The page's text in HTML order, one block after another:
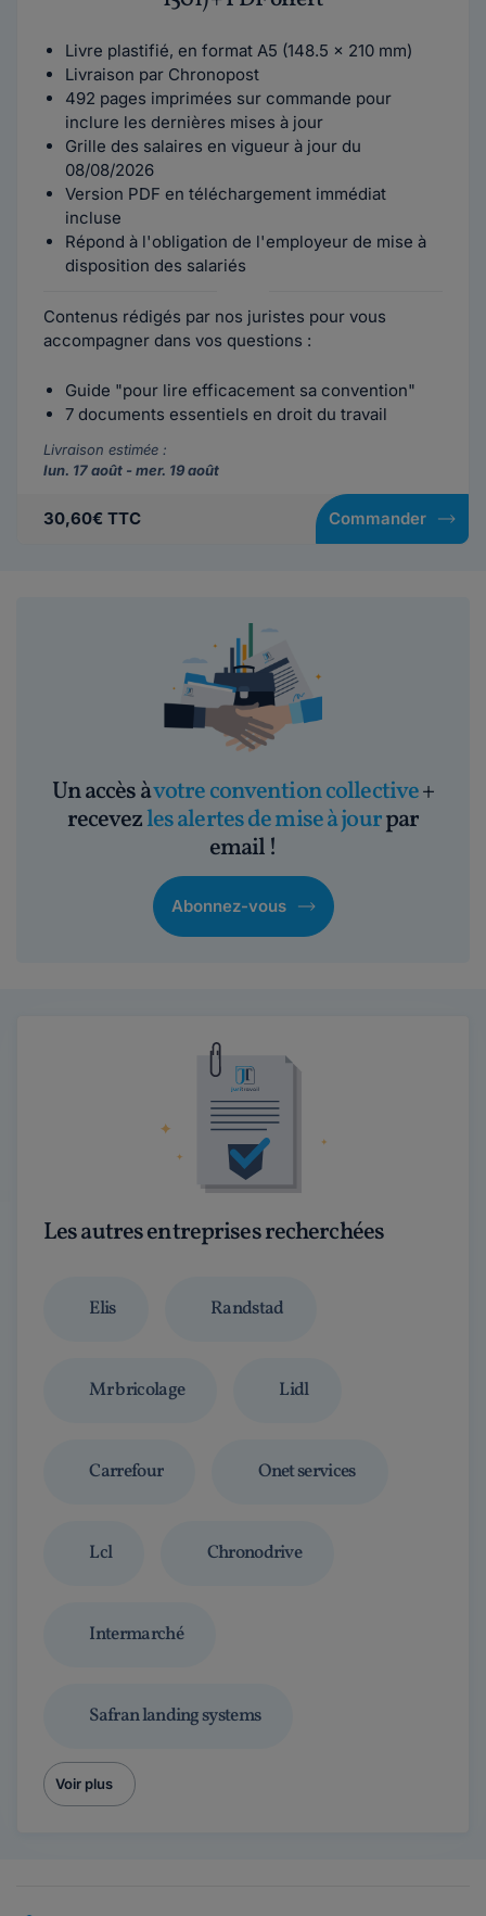
Livre plastifié, en format A5 (148.5 x 210 mm)
Livraison par Chronopost
492 pages imprimées sur commande pour
inclure les dernières mises à jour
Grille des salaires en vigueur à jour du
08/08/2026
Version PDF en téléchargement immédiat
incluse
Répond à l'obligation de l'employeur de mise à
disposition des salariés
Contenus rédigés par nos juristes pour vous
accompagner dans vos questions :
Guide "pour lire efficacement sa convention"
7 documents essentiels en droit du travail
Livraison estimée :
lun. 17 août - mer. 19 août
30,60€ TTC Commander
Un accès àvotre convention collective+
recevezles alertes de mise à jourpar
email !
Abonnez-vous
Les autres entreprises recherchées
Elis Randstad
Mr bricolage Lidl
Carrefour Onet services
Lcl Chronodrive
Intermarché
Safran landing systems
Voir plus